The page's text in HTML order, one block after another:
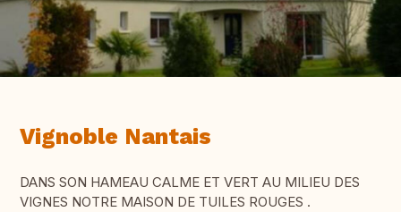
Vignoble Nantais
DANS SON HAMEAU CALME ET VERT AU MILIEU DES
VIGNES NOTRE MAISON DE TUILES ROUGES .